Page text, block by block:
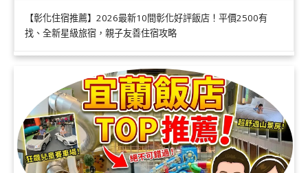
【彰化住宿推薦】2026最新10間彰化好評飯店！平價2500有
找、全新星級旅宿，親子友善住宿攻略